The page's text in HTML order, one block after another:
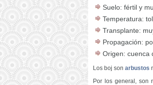
Suelo: fértil y
Temperatura:
Transplante:
Propagación:
Origen: cuenca
Los boj son arbustos
Por los general, son